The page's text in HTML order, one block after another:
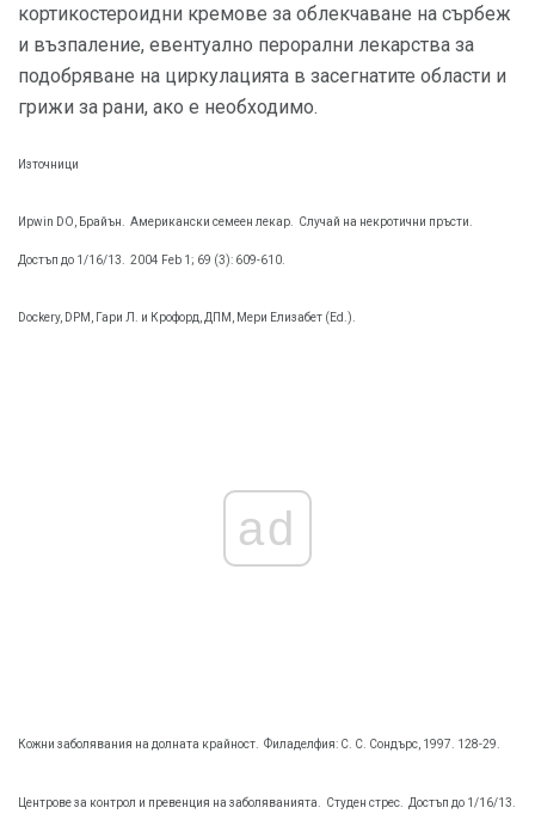
кортикостероидни кремове за облекчаване на сърбеж
и възпаление, евентуално перорални лекарства за
подобряване на циркулацията в засегнатите области и
грижи за рани, ако е необходимо.
Източници
Ирwin DO, Брайън. Американски семеен лекар. Случай на некротични пръсти.
Достъп до 1/16/13. 2004 Feb 1; 69 (3): 609-610.
Dockery, DPM, Гари Л. и Крофорд, ДПМ, Мери Елизабет (Ed.).
ad
Кожни заболявания на долната крайност. Филаделфия: С. С. Сондърс, 1997. 128-29.
Центрове за контрол и превенция на заболяванията. Студен стрес. Достъп до 1/16/13.